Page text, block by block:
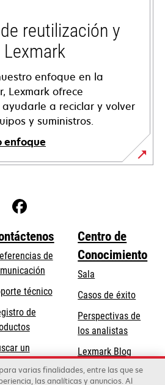
reutilización y
enfoque en la
Lexmark ofrece
a reciclar y volver
y suministros.
enfoque
de
técnicose
pestaña
nueva
de
un
Centro de
Conocimiento
Sala
Casos de éxito
Perspectivas de
los analistas
Lexmark Blog
varias finalidades, entre las que se
las analíticas y anuncios. Al